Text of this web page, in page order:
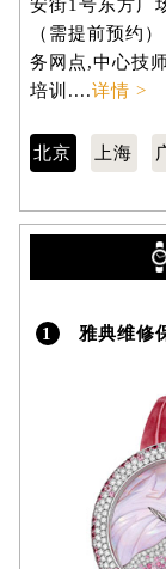
安街1号东方广
（需提前预约
务网点,中心技
培训....详情 >
北京 上海
1